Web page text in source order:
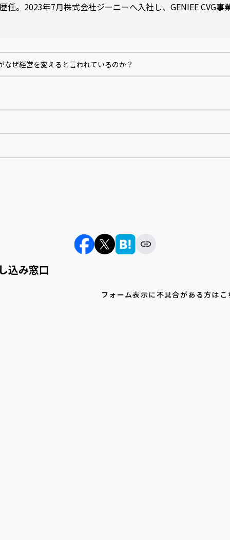
。2023年7月株式会社ジーニーへ入社し、GENIEE
ぜ経営を変えると言われているのか？
込み窓口
フォーム表示に不具合がある方はこ